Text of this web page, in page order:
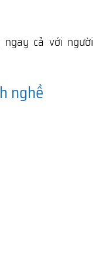
cả với người
nghề